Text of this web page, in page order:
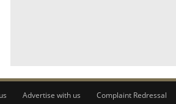
Advertise with us Complaint Redressal